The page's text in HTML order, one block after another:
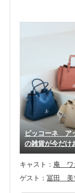
ピッコーネ ア
の雑貨が今だけ
キャスト： 庵 ワ
ゲスト： 冨田 美